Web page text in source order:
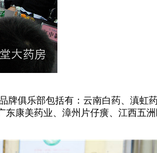
俱乐部包括有：云南白药、滇虹
东康美药业、漳州片仔癀、江西